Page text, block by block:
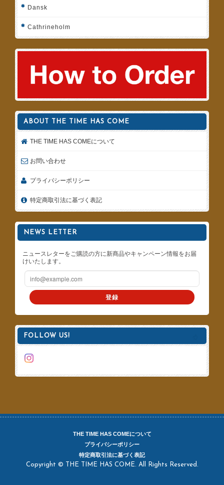
Dansk
Cathrineholm
ABOUT THE TIME HAS COME
THE TIME HAS COMEについて
お問い合わせ
プライバシーポリシー
特定商取引法に基づく表記
NEWS LETTER
ニュースレターをご購読の方に新商品やキャンペーン情報をお届
けいたします。
登録
FOLLOW US!
THE TIME HAS COMEについて
プライバシーポリシー
特定商取引法に基づく表記
Copyright © THE TIME HAS COME. All Rights Reserved.